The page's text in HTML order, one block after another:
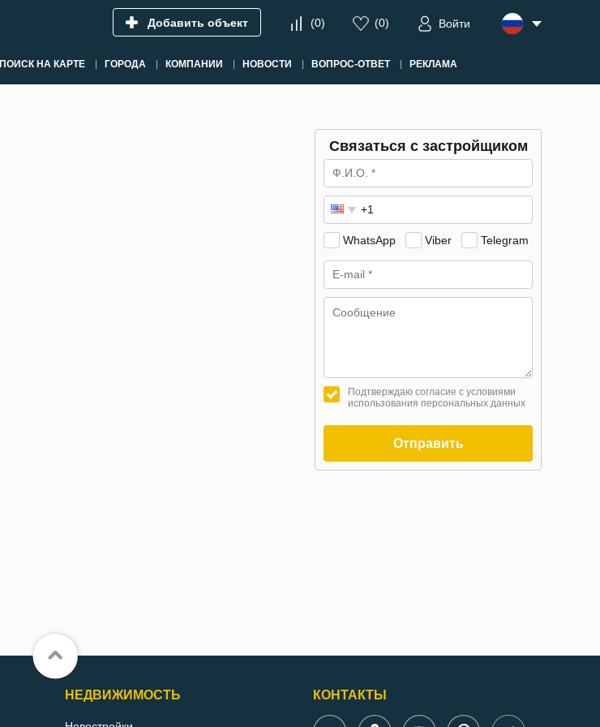
Добавить объект (0) (0) Войти
ПОИСК НА КАРТЕ ГОРОДА КОМПАНИИ НОВОСТИ ВОПРОС-ОТВЕТ РЕКЛАМА
Связаться с застройщиком
WhatsApp Viber Telegram
Подтверждаю согласие с условиями
использования персональных данных
Отправить
НЕДВИЖИМОСТЬ КОНТАКТЫ